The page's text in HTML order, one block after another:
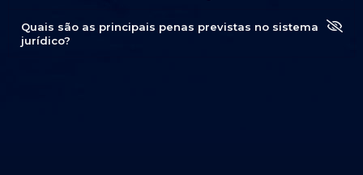
Quais são as principais penas previstas no sistema
jurídico?